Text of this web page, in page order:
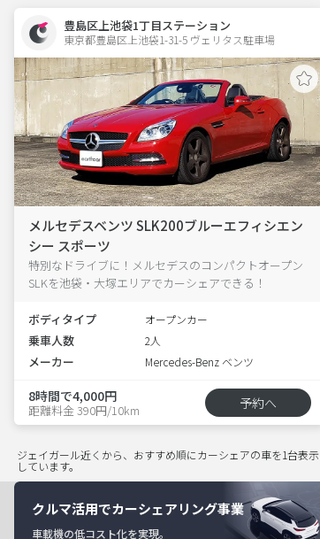
豊島区上池袋1丁目ステーション
東京都豊島区上池袋1-31-5 ヴェリタス駐車場
メルセデスベンツ SLK200ブルーエフィシエン
シー スポーツ
特別なドライブに！メルセデスのコンパクトオープン
SLKを池袋・大塚エリアでカーシェアできる！
ボディタイプ オープンカー
乗車人数 2人
メーカー Mercedes-Benz ベンツ
8時間で4,000円
距離料金 390円/10km 予約へ
ジェイガール近くから、おすすめ順にカーシェアの車を1台表示
しています。
クルマ活用でカーシェアリング事業
車載機の低コスト化を実現。